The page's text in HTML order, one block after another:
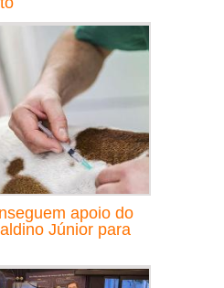
apoio do
Júnior para